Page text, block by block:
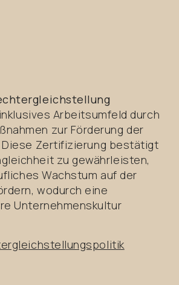
Arbeitsumfeld durch
zur Förderung der
Zertifizierung bestätigt
zu gewährleisten,
Wachstum auf der
wodurch eine
Unternehmenskultur